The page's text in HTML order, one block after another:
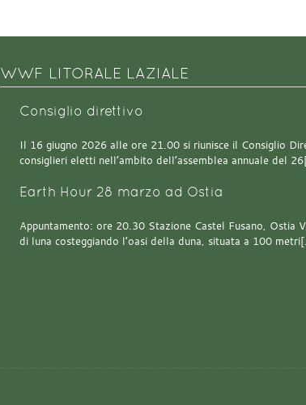
WWF LITORALE LAZIALE
Consiglio direttivo
Il 16 giugno 2026 alle ore 21.00 si riunisce il Consiglio
consiglieri eletti nell’ambito dell’assemblea annuale del
Earth Hour 28 marzo ad Ostia
Appuntamento: ore 20.30 Stazione Castel Fusano, Ostia
di luna costeggiando l’oasi della duna, situata a 100